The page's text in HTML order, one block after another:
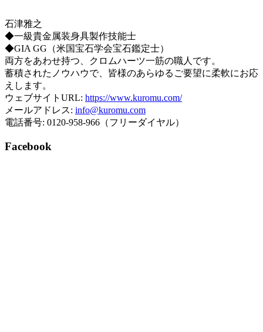
石津雅之
◆一級貴金属装身具製作技能士
◆GIA GG（米国宝石学会宝石鑑定士）
両方をあわせ持つ、クロムハーツ一筋の職人です。
蓄積されたノウハウで、皆様のあらゆるご要望に柔軟にお応
えします。
ウェブサイトURL: https://www.kuromu.com/
メールアドレス: info@kuromu.com
電話番号: 0120-958-966（フリーダイヤル）
Facebook